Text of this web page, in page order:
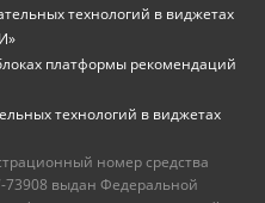
технологий в виджетах
платформы рекомендаций
технологий в виджетах
номер средства
выдан Федеральной